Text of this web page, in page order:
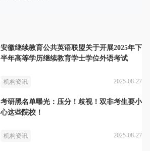
安徽继续教育公共英语联盟关于开展2025年下
半年高等学历继续教育学士学位外语考试
机构资讯 2025-08-27
考研黑名单曝光：压分！歧视！双非考生要小
心这些院校！
机构资讯 2025-08-27